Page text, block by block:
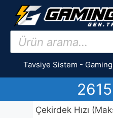
İçeriğe
Products
search
Tavsiye Sistem -
Çekirdek Hızı